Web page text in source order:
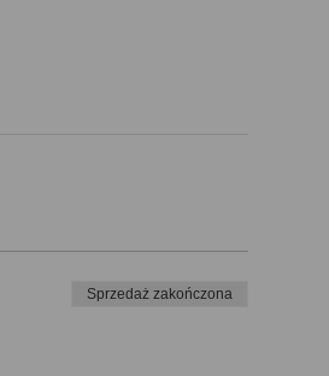
Sprzedaż zakończona